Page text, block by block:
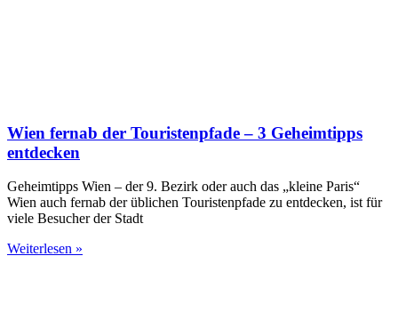
Wien fernab der Touristenpfade – 3 Geheimtipps
entdecken
Geheimtipps Wien – der 9. Bezirk oder auch das „kleine Paris“
Wien auch fernab der üblichen Touristenpfade zu entdecken, ist für
viele Besucher der Stadt
Weiterlesen »